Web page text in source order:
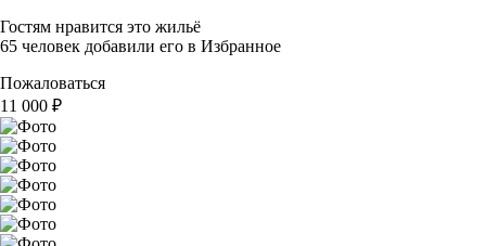
Гостям нравится это жильё
65 человек добавили его в Избранное
Пожаловаться
11 000 ₽